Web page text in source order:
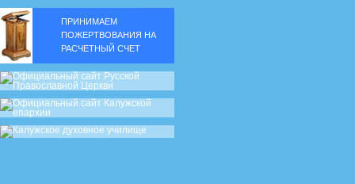
ПРИНИМАЕМ
ПОЖЕРТВОВАНИЯ НА
РАСЧЕТНЫЙ СЧЕТ